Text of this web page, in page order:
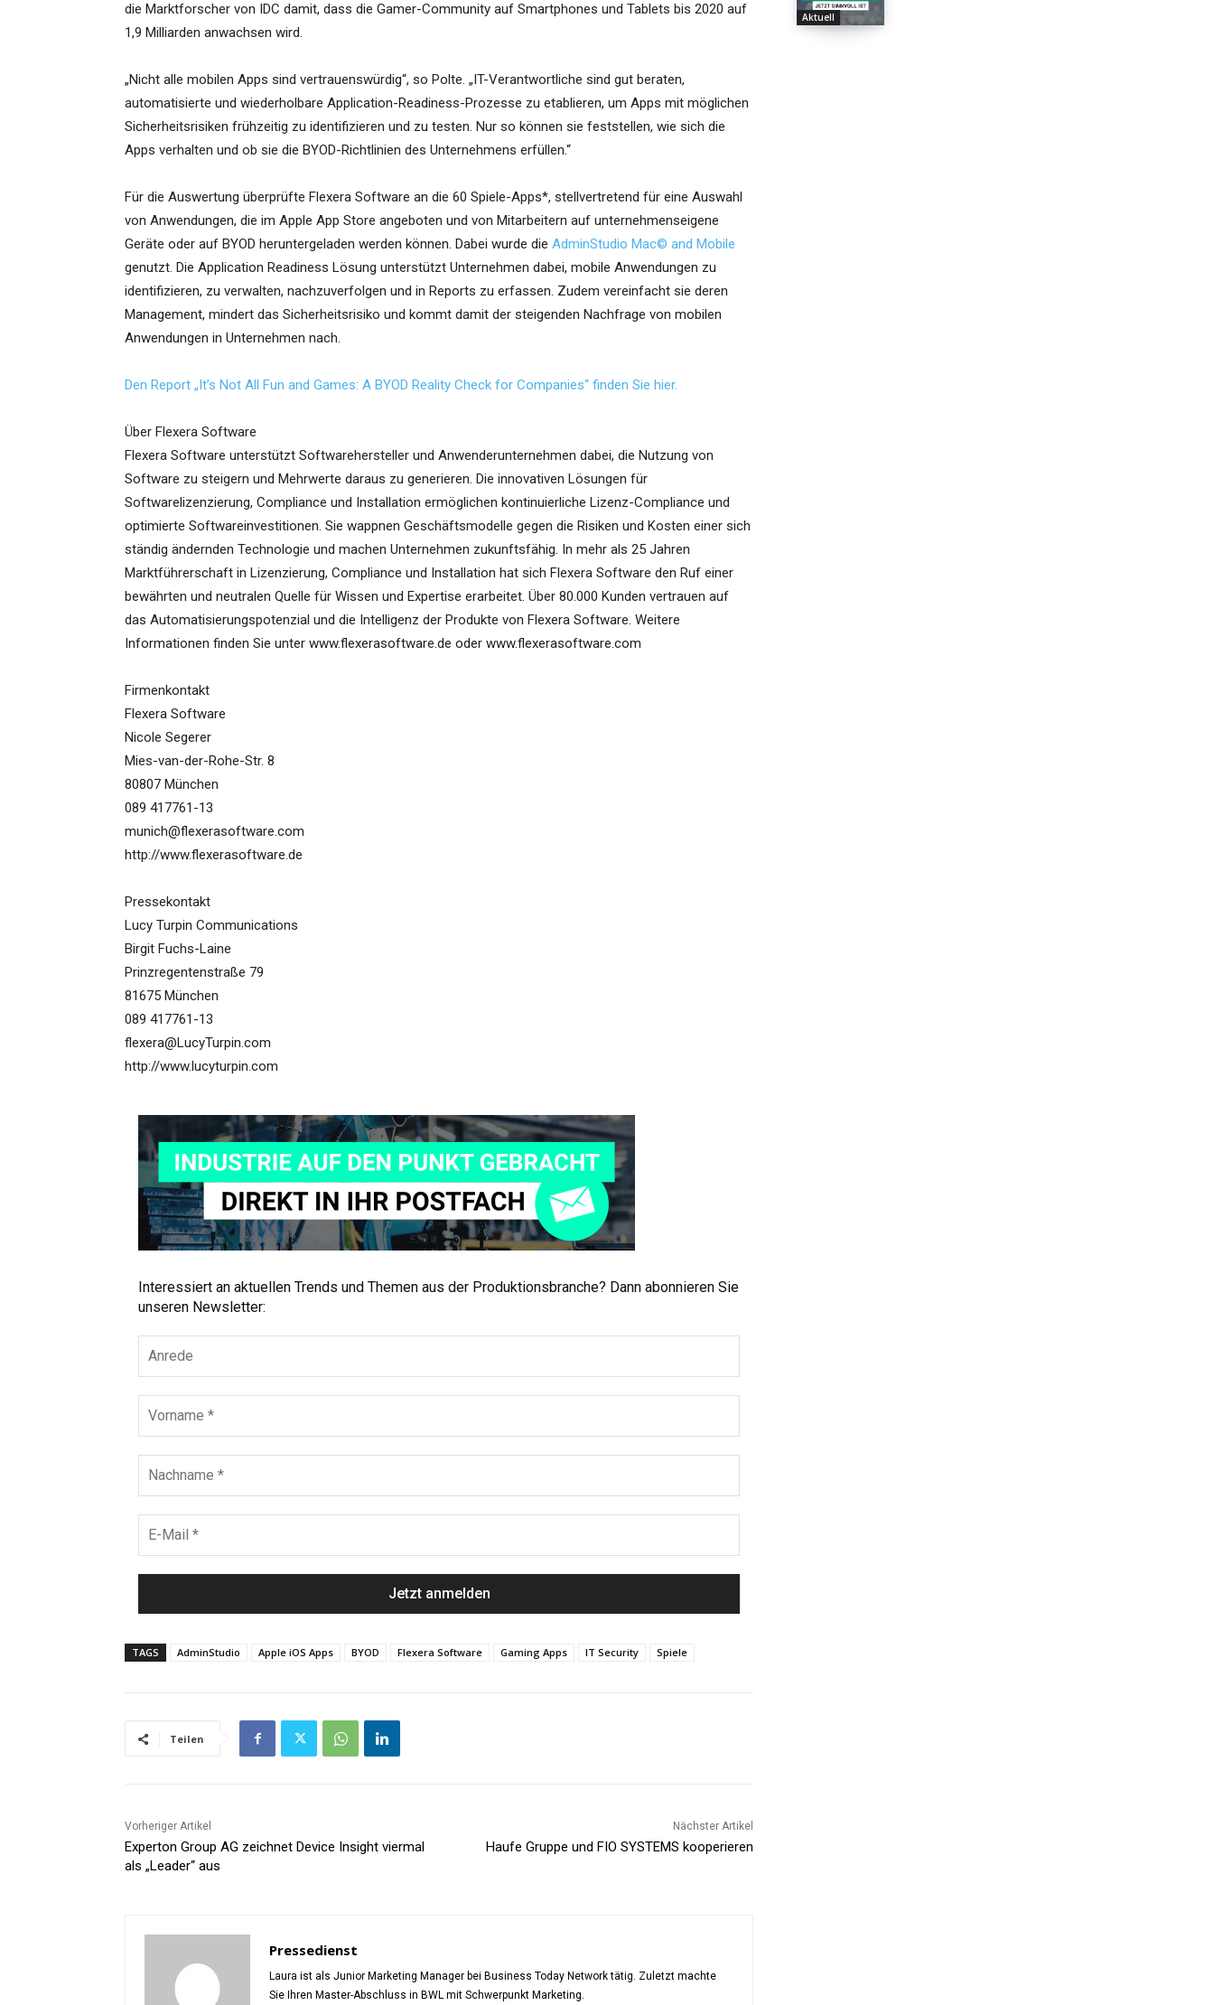
die Marktforscher von IDC damit, dass die Gamer-Community auf Smartphones und Tablets bis 2020 auf
1,9 Milliarden anwachsen wird.
„Nicht alle mobilen Apps sind vertrauenswürdig“, so Polte. „IT-Verantwortliche sind gut beraten,
automatisierte und wiederholbare Application-Readiness-Prozesse zu etablieren, um Apps mit möglichen
Sicherheitsrisiken frühzeitig zu identifizieren und zu testen. Nur so können sie feststellen, wie sich die
Apps verhalten und ob sie die BYOD-Richtlinien des Unternehmens erfüllen.“
Für die Auswertung überprüfte Flexera Software an die 60 Spiele-Apps*, stellvertretend für eine Auswahl
von Anwendungen, die im Apple App Store angeboten und von Mitarbeitern auf unternehmenseigene
Geräte oder auf BYOD heruntergeladen werden können. Dabei wurde die AdminStudio Mac© and Mobile
genutzt. Die Application Readiness Lösung unterstützt Unternehmen dabei, mobile Anwendungen zu
identifizieren, zu verwalten, nachzuverfolgen und in Reports zu erfassen. Zudem vereinfacht sie deren
Management, mindert das Sicherheitsrisiko und kommt damit der steigenden Nachfrage von mobilen
Anwendungen in Unternehmen nach.
Den Report „It’s Not All Fun and Games: A BYOD Reality Check for Companies“ finden Sie hier.
Über Flexera Software
Flexera Software unterstützt Softwarehersteller und Anwenderunternehmen dabei, die Nutzung von
Software zu steigern und Mehrwerte daraus zu generieren. Die innovativen Lösungen für
Softwarelizenzierung, Compliance und Installation ermöglichen kontinuierliche Lizenz-Compliance und
optimierte Softwareinvestitionen. Sie wappnen Geschäftsmodelle gegen die Risiken und Kosten einer sich
ständig ändernden Technologie und machen Unternehmen zukunftsfähig. In mehr als 25 Jahren
Marktführerschaft in Lizenzierung, Compliance und Installation hat sich Flexera Software den Ruf einer
bewährten und neutralen Quelle für Wissen und Expertise erarbeitet. Über 80.000 Kunden vertrauen auf
das Automatisierungspotenzial und die Intelligenz der Produkte von Flexera Software. Weitere
Informationen finden Sie unter www.flexerasoftware.de oder www.flexerasoftware.com
Firmenkontakt
Flexera Software
Nicole Segerer
Mies-van-der-Rohe-Str. 8
80807 München
089 417761-13
munich@flexerasoftware.com
http://www.flexerasoftware.de
Pressekontakt
Lucy Turpin Communications
Birgit Fuchs-Laine
Prinzregentenstraße 79
81675 München
089 417761-13
flexera@LucyTurpin.com
http://www.lucyturpin.com
Interessiert an aktuellen Trends und Themen aus der Produktionsbranche? Dann abonnieren Sie
unseren Newsletter:
TAGS AdminStudio Apple iOS Apps BYOD Flexera Software Gaming Apps IT Security Spiele
Teilen
Vorheriger Artikel
Experton Group AG zeichnet Device Insight viermal
als „Leader“ aus
Nächster Artikel
Haufe Gruppe und FIO SYSTEMS kooperieren
Pressedienst
Laura ist als Junior Marketing Manager bei Business Today Network tätig. Zuletzt machte
Sie Ihren Master-Abschluss in BWL mit Schwerpunkt Marketing.
Aktuell